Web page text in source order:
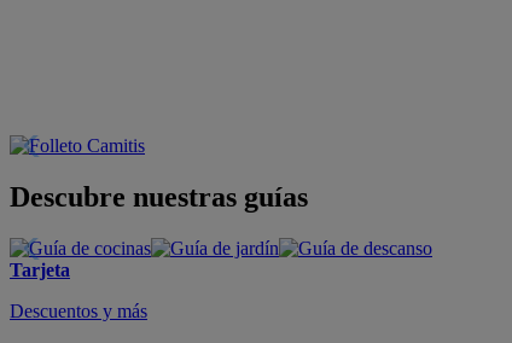
Descubre nuestras guías
Tarjeta
Descuentos y más